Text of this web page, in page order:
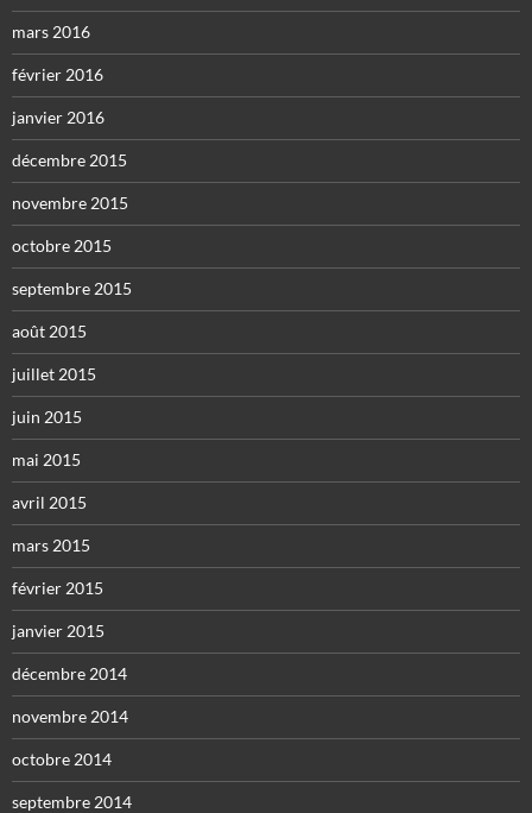
mars 2016
février 2016
janvier 2016
décembre 2015
novembre 2015
octobre 2015
septembre 2015
août 2015
juillet 2015
juin 2015
mai 2015
avril 2015
mars 2015
février 2015
janvier 2015
décembre 2014
novembre 2014
octobre 2014
septembre 2014